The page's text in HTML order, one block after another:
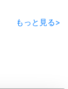
もっと見る>